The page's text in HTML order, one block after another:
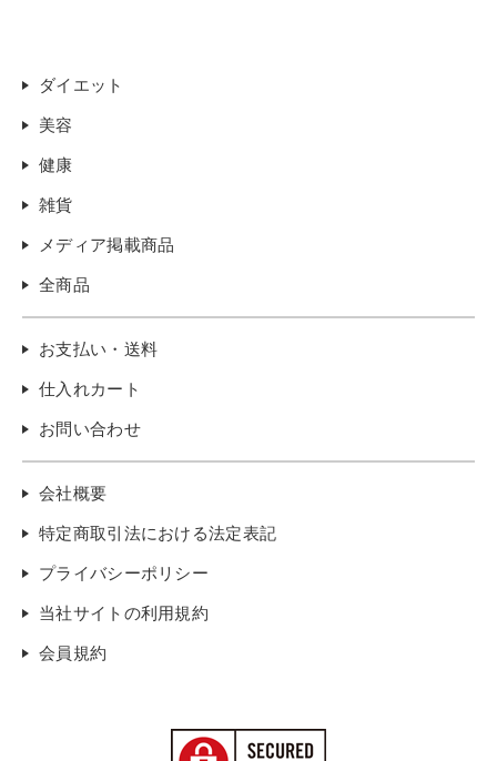
ダイエット
美容
健康
雑貨
メディア掲載商品
全商品
お支払い・送料
仕入れカート
お問い合わせ
会社概要
特定商取引法における法定表記
プライバシーポリシー
当社サイトの利用規約
会員規約